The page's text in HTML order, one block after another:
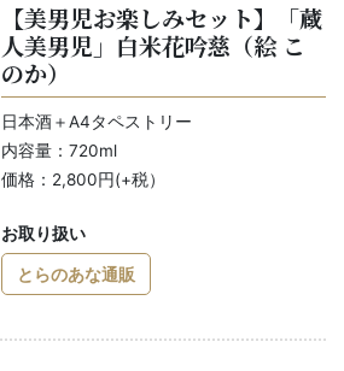
【美男児お楽しみセット】「蔵
人美男児」白米花吟慈（絵 こ
のか）
日本酒＋A4タペストリー
内容量：720ml
価格：2,800円(+税）
お取り扱い
とらのあな通販